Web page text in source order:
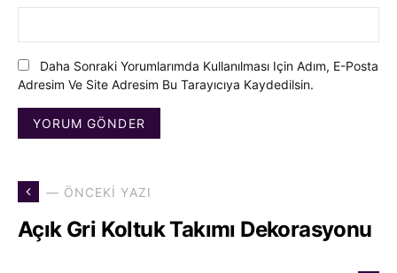
Daha Sonraki Yorumlarımda Kullanılması Için Adım, E-Posta
Adresim Ve Site Adresim Bu Tarayıcıya Kaydedilsin.
— ÖNCEKI YAZI
Açık Gri Koltuk Takımı Dekorasyonu